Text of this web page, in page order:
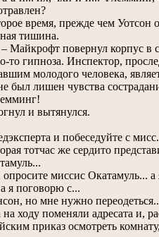
время, прежде чем Уотсон
тишина.
повернул корпус в
то гипноза. Инспектор,
молодого человека,
был лишен чувства
и вытянулся.
и побеседуйте с
тотчас же сердито
миссис Окатамуль...
я поговорю с...
но мне нужно
на ходу поменяли адресата и,
приказ осмотреть